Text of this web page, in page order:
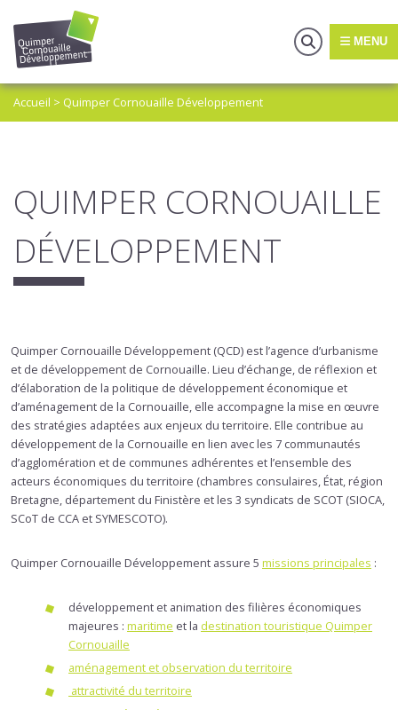
MENU
Accueil > Quimper Cornouaille Développement
QUIMPER CORNOUAILLE
DÉVELOPPEMENT
Quimper Cornouaille Développement (QCD) est l’agence d’urbanisme
et de développement de Cornouaille. Lieu d’échange, de réflexion et
d’élaboration de la politique de développement économique et
d’aménagement de la Cornouaille, elle accompagne la mise en œuvre
des stratégies adaptées aux enjeux du territoire. Elle contribue au
développement de la Cornouaille en lien avec les 7 communautés
d’agglomération et de communes adhérentes et l’ensemble des
acteurs économiques du territoire (chambres consulaires, État, région
Bretagne, département du Finistère et les 3 syndicats de SCOT (SIOCA,
SCoT de CCA et SYMESCOTO).
Quimper Cornouaille Développement assure 5 missions principales :
développement et animation des filières économiques
majeures : maritime et la destination touristique Quimper
Cornouaille
aménagement et observation du territoire
attractivité du territoire